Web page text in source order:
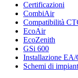
Certificazioni
CombiAir
Compatibilità
EcoAir
EcoZenith
GSi 600
Installazione
Schemi di